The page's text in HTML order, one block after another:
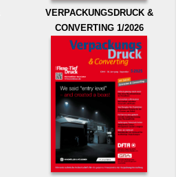
VERPACKUNGSDRUCK &
CONVERTING 1/2026